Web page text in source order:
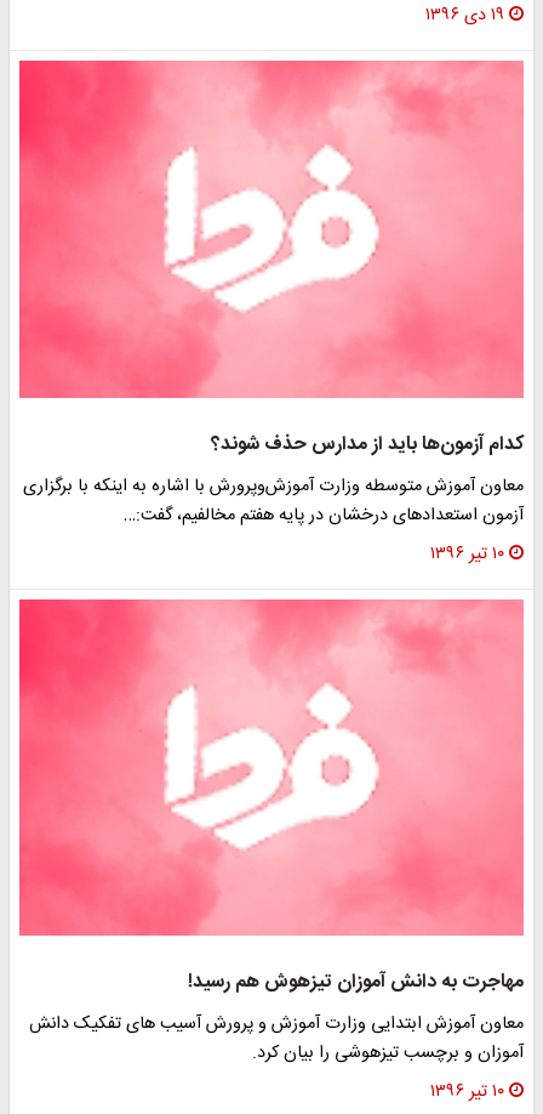
۱۹ دی ۱۳۹۶
کدام آزمون‌ها باید از مدارس حذف شوند؟
معاون آموزش متوسطه وزارت آموزش‌وپرورش با اشاره به اینکه با برگزاری
آزمون استعدادهای درخشان در پایه هفتم مخالفیم، گفت:‌…
۱۰ تیر ۱۳۹۶
مهاجرت به دانش آموزان تیزهوش هم رسید!
معاون آموزش ابتدایی وزارت آموزش و پرورش آسیب های تفکیک دانش
آموزان و برچسب تیزهوشی را بیان کرد.
۱۰ تیر ۱۳۹۶